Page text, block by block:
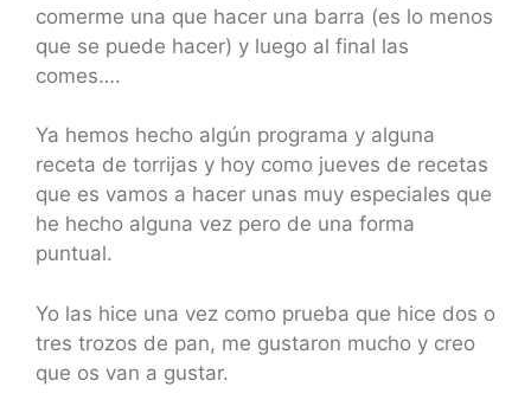
comerme una que hacer una barra (es lo menos
que se puede hacer) y luego al final las
comes….
Ya hemos hecho algún programa y alguna
receta de torrijas y hoy como jueves de recetas
que es vamos a hacer unas muy especiales que
he hecho alguna vez pero de una forma
puntual.
Yo las hice una vez como prueba que hice dos o
tres trozos de pan, me gustaron mucho y creo
que os van a gustar.